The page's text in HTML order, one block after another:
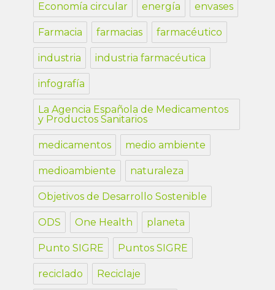
Economía circular energía envases
Farmacia farmacias farmacéutico
industria industria farmacéutica
infografía
La Agencia Española de Medicamentos
y Productos Sanitarios
medicamentos medio ambiente
medioambiente naturaleza
Objetivos de Desarrollo Sostenible
ODS One Health planeta
Punto SIGRE Puntos SIGRE
reciclado Reciclaje